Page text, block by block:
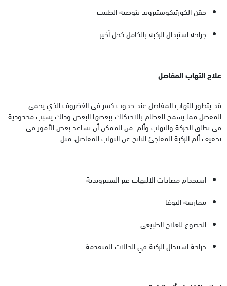
حقن الكورتيكوستيرويد بتوصية الطبيب
جراحة استبدال الركبة بالكامل كحل أخير
علاج التهاب المفاصل
قد يتطور التهاب المفاصل عند حدوث كسر في الغضروف الذي يحمي
المفصل مما يسمح للعظام بالاحتكاك ببعضها البعض وذلك يسبب محدودية
في نطاق الحركة والتهاب وألم. من الممكن أن تساعد بعض الأمور في
تخفيف ألم الركبة المفاجئ الناتج عن التهاب المفاصل، مثل:
استخدام مضادات الالتهاب غير الستيرويدية
ممارسة اليوغا
الخضوع للعلاج الطبيعي
جراحة استبدال الركبة في الحالات المتقدمة